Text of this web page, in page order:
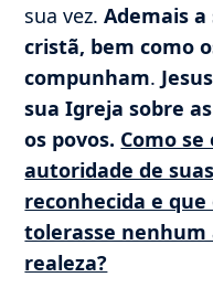
sua vez.Ademais
cristã, bem como
compunham.
sua Igreja sobre
os povos. Como
autoridade de
reconhecida e
tolerasse
realeza?